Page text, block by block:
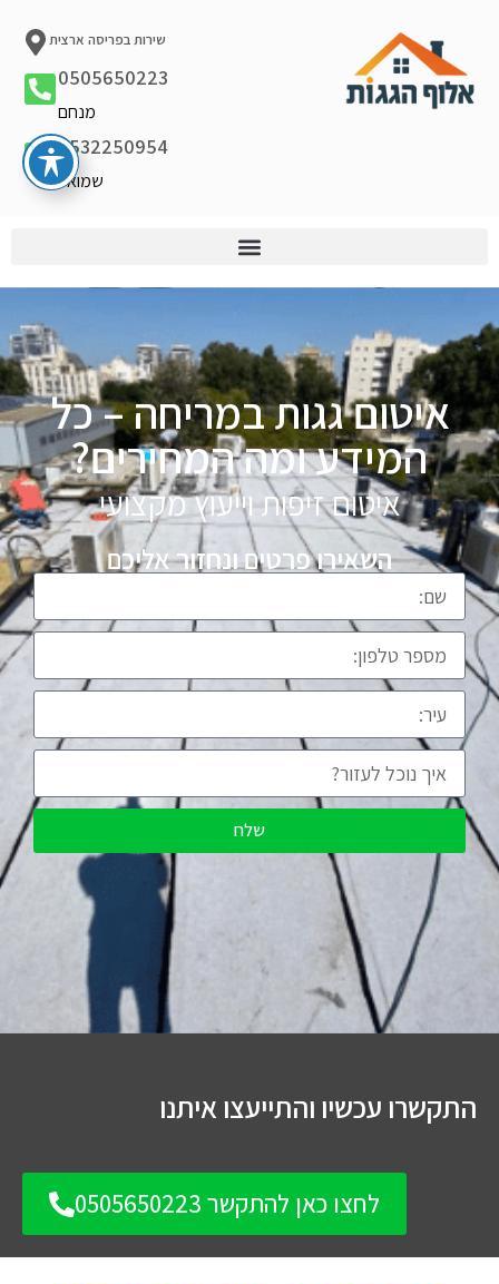
שירות בפריסה ארצית
0505650223
מנחם
0532250954
שמואל
איטום גגות במריחה – כל
המידע ומה המחירים?
איטום זיפות וייעוץ מקצועי
השאירו פרטים ונחזור אליכם
שלח
התקשרו עכשיו והתייעצו איתנו
לחצו כאן להתקשר 0505650223